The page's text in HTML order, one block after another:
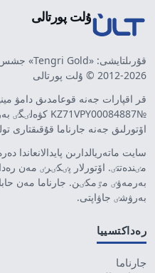
ۇلت پورتالى
قۇرىلتايشى: «Tengri Gold» جشس
2012-2026 © ۇلت پورتالى
قر اقپارات جەنە قوعامدىق دامۋ
№KZ71VPY00084887 كۋەلٸگٸ بەرٸلگەن.
اۆتورلىق جەنە جارناما قۇقىقتارى
سايت ماتەريالدارىن
مٸندەتتٸ. اۆتورلار پٸكٸرٸ مەن
بەرمەۋٸ مٷمكٸن. جارناما مەن
بەرۋشٸ جاۋاپتى.
رەداكتسييا
جارناما